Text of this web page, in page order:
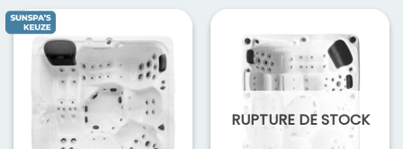
RUPTURE DE STOCK